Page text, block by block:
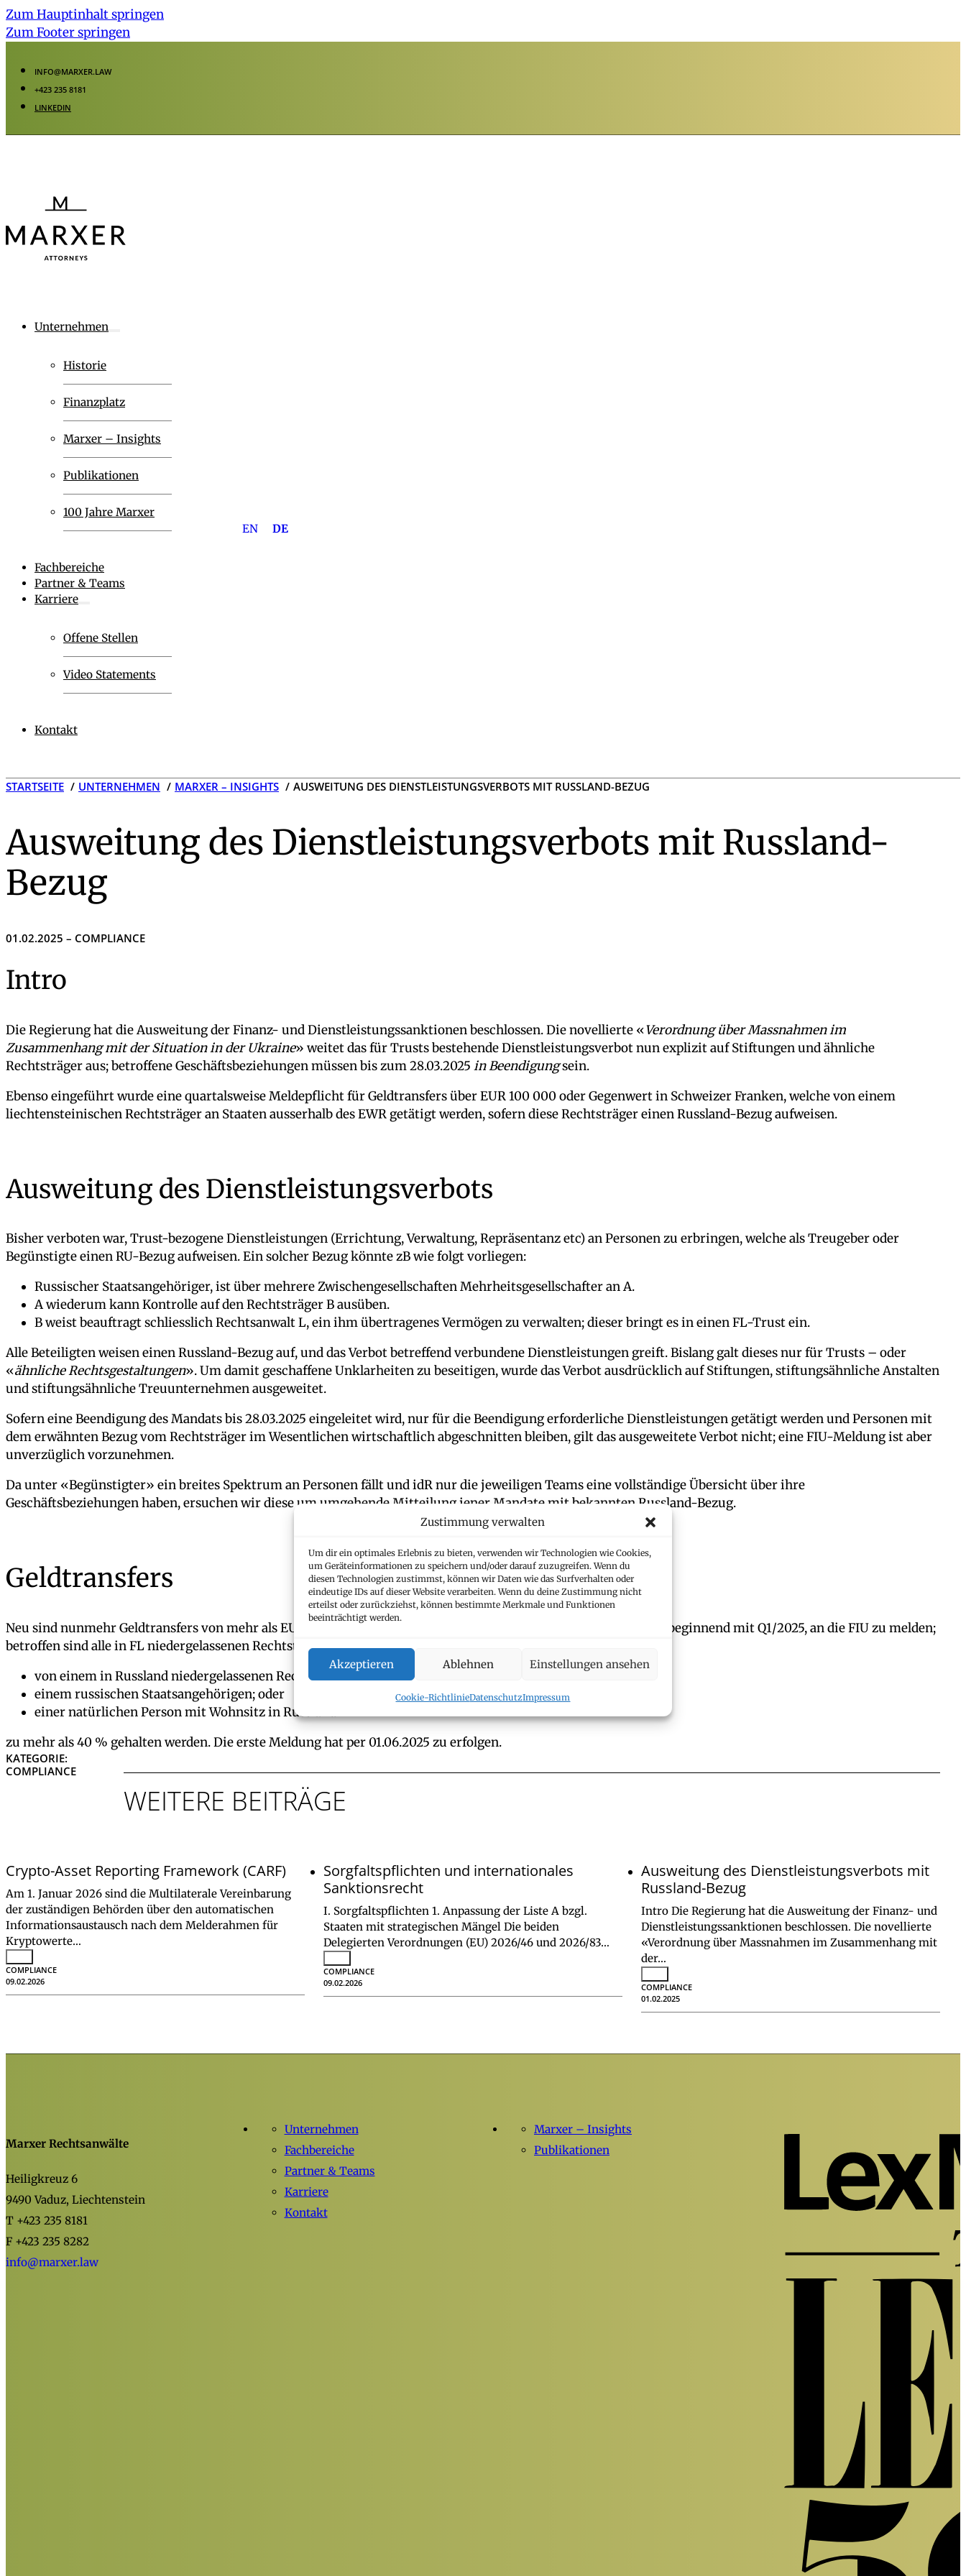
Zustimmung verwalten
Um dir ein optimales Erlebnis zu bieten, verwenden wir Technologien wie Cookies,
um Geräteinformationen zu speichern und/oder darauf zuzugreifen. Wenn du
diesen Technologien zustimmst, können wir Daten wie das Surfverhalten oder
eindeutige IDs auf dieser Website verarbeiten. Wenn du deine Zustimmung nicht
erteilst oder zurückziehst, können bestimmte Merkmale und Funktionen
beeinträchtigt werden.
Akzeptieren Ablehnen Einstellungen ansehen
Cookie-RichtlinieDatenschutzImpressum
Zum Hauptinhalt springen
Zum Footer springen
INFO@MARXER.LAW
+423 235 8181
LINKEDIN
Unternehmen
Historie
Finanzplatz
Marxer – Insights
Publikationen
100 Jahre Marxer
Fachbereiche
Partner & Teams
Karriere
Offene Stellen
Video Statements
Kontakt
EN DE
STARTSEITE UNTERNEHMEN MARXER – INSIGHTS AUSWEITUNG DES DIENSTLEISTUNGSVERBOTS MIT RUSSLAND-BEZUG
Ausweitung des Dienstleistungsverbots mit Russland-
Bezug
01.02.2025 – COMPLIANCE
Intro
Die Regierung hat die Ausweitung der Finanz- und Dienstleistungssanktionen beschlossen. Die novellierte «Verordnung über Massnahmen im
Zusammenhang mit der Situation in der Ukraine» weitet das für Trusts bestehende Dienstleistungsverbot nun explizit auf Stiftungen und ähnliche
Rechtsträger aus; betroffene Geschäftsbeziehungen müssen bis zum 28.03.2025 in Beendigungsein.
Ebenso eingeführt wurde eine quartalsweise Meldepflicht für Geldtransfers über EUR 100 000 oder Gegenwert in Schweizer Franken, welche von einem
liechtensteinischen Rechtsträger an Staaten ausserhalb des EWR getätigt werden, sofern diese Rechtsträger einen Russland-Bezug aufweisen.
Ausweitung des Dienstleistungsverbots
Bisher verboten war, Trust-bezogene Dienstleistungen (Errichtung, Verwaltung, Repräsentanz etc) an Personen zu erbringen, welche als Treugeber oder
Begünstigte einen RU-Bezug aufweisen. Ein solcher Bezug könnte zB wie folgt vorliegen:
Russischer Staatsangehöriger, ist über mehrere Zwischengesellschaften Mehrheitsgesellschafter an A.
A wiederum kann Kontrolle auf den Rechtsträger B ausüben.
B weist beauftragt schliesslich Rechtsanwalt L, ein ihm übertragenes Vermögen zu verwalten; dieser bringt es in einen FL-Trust ein.
Alle Beteiligten weisen einen Russland-Bezug auf, und das Verbot betreffend verbundene Dienstleistungen greift. Bislang galt dieses nur für Trusts – oder
«ähnliche Rechtsgestaltungen». Um damit geschaffene Unklarheiten zu beseitigen, wurde das Verbot ausdrücklich auf Stiftungen, stiftungsähnliche Anstalten
und stiftungsähnliche Treuunternehmen ausgeweitet.
Sofern eine Beendigung des Mandats bis 28.03.2025 eingeleitet wird, nur für die Beendigung erforderliche Dienstleistungen getätigt werden und Personen mit
dem erwähnten Bezug vom Rechtsträger im Wesentlichen wirtschaftlich abgeschnitten bleiben, gilt das ausgeweitete Verbot nicht; eine FIU-Meldung ist aber
unverzüglich vorzunehmen.
Da unter «Begünstigter» ein breites Spektrum an Personen fällt und idR nur die jeweiligen Teams eine vollständige Übersicht über ihre
Geschäftsbeziehungen haben, ersuchen wir diese um umgehende Mitteilung jener Mandate mit bekannten Russland-Bezug.
Geldtransfers
Neu sind nunmehr Geldtransfers von mehr als EUR 100’000.- oder Gegenwert in Schweizer Franken pro Quartal, beginnend mit Q1/2025, an die FIU zu melden;
betroffen sind alle in FL niedergelassenen Rechtsträger, die
von einem in Russland niedergelassenen Rechtsträger;
einem russischen Staatsangehörigen; oder
einer natürlichen Person mit Wohnsitz in Russland
zu mehr als 40 % gehalten werden. Die erste Meldung hat per 01.06.2025 zu erfolgen.
WEITERE BEITRÄGE
KATEGORIE:
COMPLIANCE
Crypto-Asset Reporting Framework (CARF)
Am 1. Januar 2026 sind die Multilaterale Vereinbarung
der zuständigen Behörden über den automatischen
Informationsaustausch nach dem Melderahmen für
Kryptowerte…
COMPLIANCE
09.02.2026
Sorgfaltspflichten und internationales
Sanktionsrecht
I. Sorgfaltspflichten 1. Anpassung der Liste A bzgl.
Staaten mit strategischen Mängel Die beiden
Delegierten Verordnungen (EU) 2026/46 und 2026/83…
COMPLIANCE
09.02.2026
Ausweitung des Dienstleistungsverbots mit
Russland-Bezug
Intro Die Regierung hat die Ausweitung der Finanz- und
Dienstleistungssanktionen beschlossen. Die novellierte
«Verordnung über Massnahmen im Zusammenhang mit
der…
COMPLIANCE
01.02.2025
Marxer Rechtsanwälte
Heiligkreuz 6
9490 Vaduz, Liechtenstein
T +423 235 8181
F +423 235 8282
info@marxer.law
Unternehmen
Fachbereiche
Partner & Teams
Karriere
Kontakt
Marxer – Insights
Publikationen